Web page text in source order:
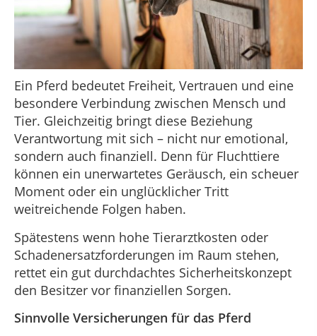
Ein Pferd bedeutet Freiheit, Vertrauen und eine
besondere Verbindung zwischen Mensch und
Tier. Gleichzeitig bringt diese Beziehung
Verantwortung mit sich – nicht nur emotional,
sondern auch finanziell. Denn für Fluchttiere
können ein unerwartetes Geräusch, ein scheuer
Moment oder ein unglücklicher Tritt
weitreichende Folgen haben.
Spätestens wenn hohe Tierarztkosten oder
Schadenersatzforderungen im Raum stehen,
rettet ein gut durchdachtes Sicherheitskonzept
den Besitzer vor finanziellen Sorgen.
Sinnvolle Versicherungen für das Pferd